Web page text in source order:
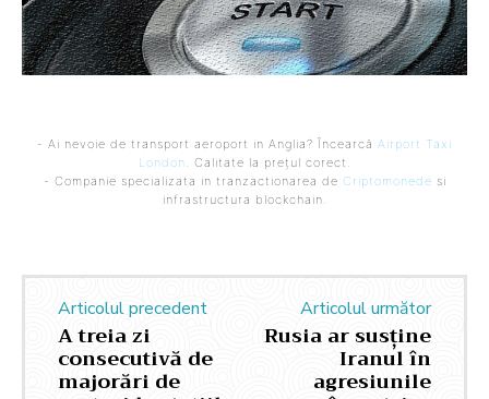
- Ai nevoie de transport aeroport in Anglia? Încearcă Airport Taxi
London. Calitate la prețul corect.
- Companie specializata in tranzactionarea de Criptomonede si
infrastructura blockchain.
Articolul precedent
A treia zi
consecutivă de
majorări de
Articolul următor
Rusia ar susține
Iranul în
agresiunile